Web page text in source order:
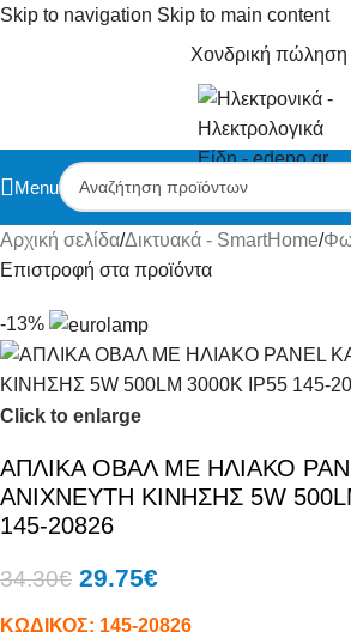
Skip to navigation Skip to main content
Χονδρική πώληση
Menu
Αρχική σελίδα/Δικτυακά - SmartHome/
Επιστροφή στα προϊόντα
-13%
Click to enlarge
ΑΠΛΙΚΑ ΟΒΑΛ ΜΕ ΗΛΙΑΚΟ
ΑΝΙΧΝΕΥΤΗ ΚΙΝΗΣΗΣ 5W
145-20826
34.30€ 29.75€
ΚΩΔΙΚΟΣ: 145-20826